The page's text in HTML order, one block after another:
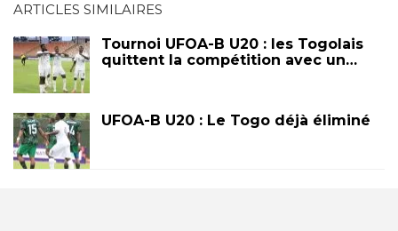
ARTICLES SIMILAIRES
Tournoi UFOA-B U20 : les Togolais
quittent la compétition avec un…
UFOA-B U20 : Le Togo déjà éliminé